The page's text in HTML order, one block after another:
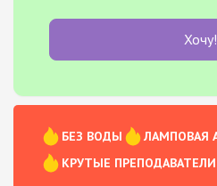
Хочу!
БЕЗ ВОДЫ
ЛАМПОВАЯ
КРУТЫЕ ПРЕПОДАВАТЕЛИ